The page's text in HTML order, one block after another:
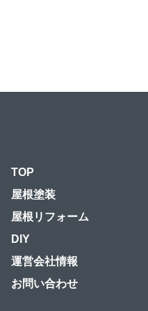
TOP
屋根塗装
屋根リフォーム
DIY
運営会社情報
お問い合わせ